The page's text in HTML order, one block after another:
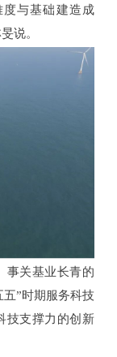
与基础建造成
说。
关基业长青的
”时期服务科技
技支撑力的创新